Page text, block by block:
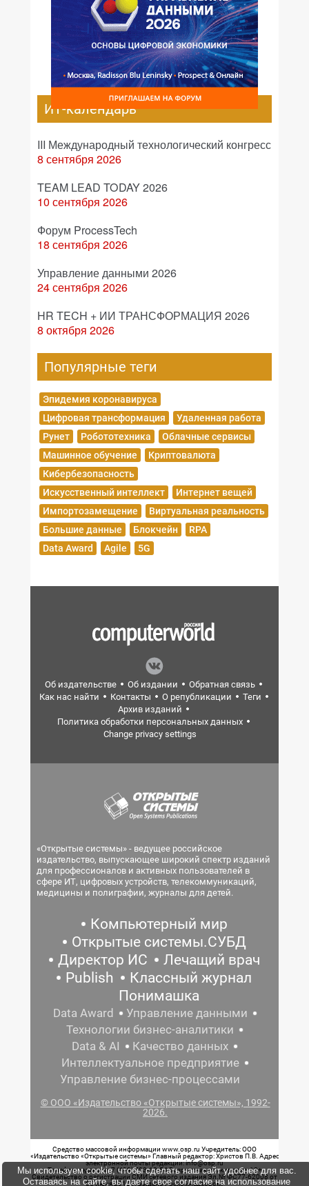
ИТ-календарь
III Международный технологический конгресс
8 сентября 2026
TEAM LEAD TODAY 2026
10 сентября 2026
Форум ProcessTech
18 сентября 2026
Управление данными 2026
24 сентября 2026
HR TECH + ИИ ТРАНСФОРМАЦИЯ 2026
8 октября 2026
Популярные теги
Эпидемия коронавируса
Цифровая трансформация
Удаленная работа
Рунет
Робототехника
Облачные сервисы
Машинное обучение
Криптовалюта
Кибербезопасность
Искусственный интеллект
Интернет вещей
Импортозамещение
Виртуальная реальность
Большие данные
Блокчейн
RPA
Data Award
Agile 5G
Об издательстве Об издании
Обратная связь
Как нас найти
Контакты О републикации
Теги
Архив изданий
Политика обработки персональных данных
Change privacy settings
«Открытые системы» - ведущее российское
издательство, выпускающее широкий спектр изданий
для профессионалов и активных пользователей в
сфере ИТ, цифровых устройств, телекоммуникаций,
медицины и полиграфии, журналы для детей.
Компьютерный мир
Открытые системы.СУБД
Директор ИС
Лечащий врач
Publish
Классный журнал
Понимашка
Data Award
Управление данными
Технологии бизнес-аналитики
Data & AI
Качество данных
Интеллектуальное предприятие
Управление бизнес-процессами
© ООО «Издательство «Открытые системы», 1992-
2026.
Средство массовой информации www.osp.ru Учредитель: ООО
«Издательство «Открытые системы» Главный редактор: Христов П.В. Адрес
электронной почты редакции: info@osp.ru
Телефон редакции: 7 (499) 703-18-54 Возрастная маркировка: 12+
Свидетельство о регистрации СМИ сетевого издания Эл.№ ФС77-62008 от
05 июня 2015 г. выдано Роскомнадзором.
Мы используем cookie, чтобы сделать наш сайт удобнее для вас.
Оставаясь на сайте, вы даете свое согласие на использование